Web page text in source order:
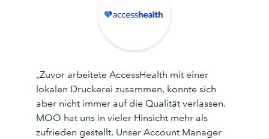
„Zuvor arbeitete AccessHealth mit einer
lokalen Druckerei zusammen, konnte sich
aber nicht immer auf die Qualität verlassen.
MOO hat uns in vieler Hinsicht mehr als
zufrieden gestellt. Unser Account Manager